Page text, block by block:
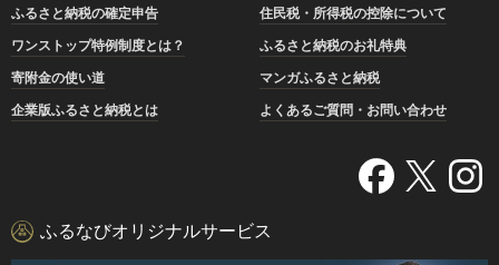
ふるさと納税の確定申告
住民税・所得税の控除について
ワンストップ特例制度とは？
ふるさと納税のお礼特典
寄附金の使い道
マンガふるさと納税
企業版ふるさと納税とは
よくあるご質問・お問い合わせ
ふるなびオリジナルサービス